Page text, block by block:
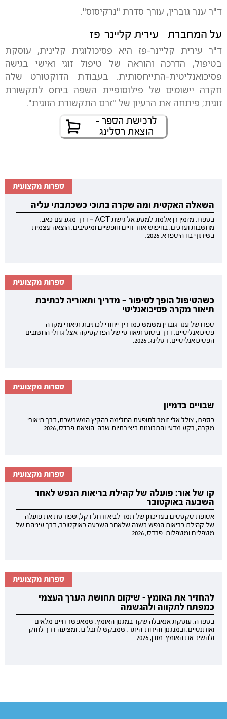
ד"ר ענר גוברין, עורך סדרת "נרקיסוס".
על המחברת - עירית קליינר-פז
ד"ר עירית קליינר-פז היא פסיכולוגית קלינית, עוסקת
בטיפול, הדרכה והוראה של טיפול זוגי ואישי בגישה
פסיכואנליטית-התייחסותית. בעבודת הדוקטורט שלה
חקרה יישומים של פילוסופיית השפה ביחס לתקשורת
זוגית; פיתחה את הרעיון של "זרם התקשורת הזוגית".
לרכישת הספר -
הוצאת רסלינג
ספרות מקצועית
השאלה האקטית ומה שקרה בתוכי כשכתבתי עליה
בספרו, מזמין רן אלמוג למסע אל גישת ACT — דרך מגע עם כאב,
מחשבות וערכים, בחיפוש אחר חיים חופשיים ומיטיבים. הוצאה עצמית
בשיתוף בודהיספרא, 2026.
ספרות מקצועית
כשהטיפול הופך לסיפור — מדריך ותאוריה לכתיבת
תיאור מקרה פסיכואנליטי
ספרו של ענר גוברין משמש כמדריך ייחודי לכתיבת תיאורי מקרה
פסיכואנליטיים, דרך ביסוס תיאורטי של הפרקטיקה אצל גדולי החשובים
הפסיכואנליטיים. רסלינג, 2026.
ספרות מקצועית
שבויים בדמיון
בספרו, צולל אלי זומר לתופעת החלימה בהקיץ המשבשבת, דרך תיאורי
מקרה, רקע מדעי והתבוננות ביצירתיות שבה. הוצאת פרדס, 2026.
ספרות מקצועית
קו של אור: פועלה של קהילת בריאות הנפש לאחר
השבעה באוקטובר
אסופת טקסטים בעריכתן של תמר לביא ורחל דקל, שפורטת את פועלה
של קהילת בריאות הנפש בשנה שלאחר השבעה באוקטובר, דרך עיניהם של
מטפלים ומטפלות. פרדס, 2026.
ספרות מקצועית
להחזיר את האומץ - שיקום תחושת הערך העצמי
כמפתח לתקווה ולהגשמה
בספרה, עוסקת אנאבלה שקד במגנון האומץ, שמאפשר חיים מלאים
ואותנטיים, ובמנגנון זהירות-היתר, שמבקש לחבל בו, ומציעה דרך לחזק
ולהשיב את האומץ. מודן, 2026.